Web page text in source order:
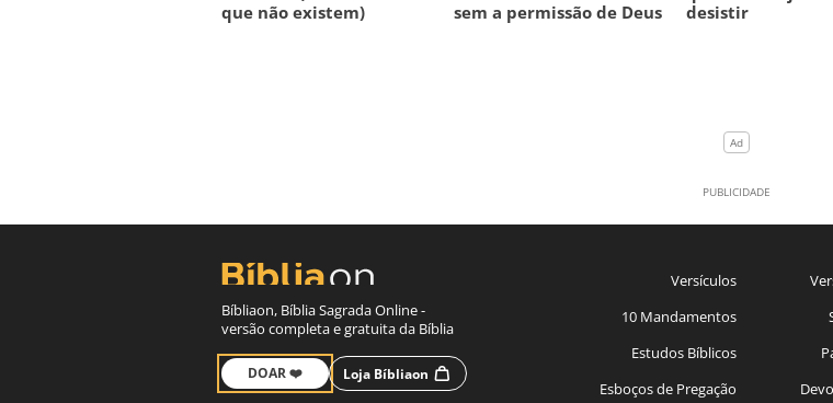
que não existem)
sem a permissão de Deus
desistir
Bíbliaon, Bíblia Sagrada Online -
versão completa e gratuita da Bíblia
DOAR ❤️ Loja Bíbliaon
Versículos
10 Mandamentos
Estudos Bíblicos
Esboços de Pregação